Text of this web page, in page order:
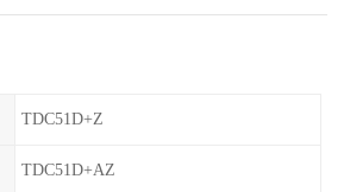
TDC51D+Z
TDC51D+AZ